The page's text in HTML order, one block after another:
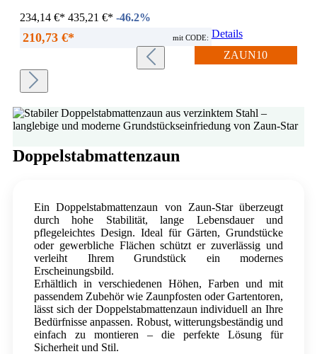
234,14 €* 435,21 €* -46.2%
210,73 €* mit CODE:
ZAUN10
Details
Doppelstabmattenzaun
EinDoppelstabmattenzaun von Zaun-Starüberzeugt
durch hohe Stabilität, lange Lebensdauer und
pflegeleichtes Design. Ideal für Gärten, Grundstücke
oder gewerbliche Flächen schützt er zuverlässig und
verleiht Ihrem Grundstück ein modernes
Erscheinungsbild.
Erhältlich in verschiedenen Höhen, Farben und mit
passendem Zubehör wie Zaunpfosten oder Gartentoren,
lässt sich der Doppelstabmattenzaun individuell an Ihre
Bedürfnisse anpassen. Robust, witterungsbeständig und
einfach zu montieren – die perfekte Lösung für
Sicherheit und Stil.